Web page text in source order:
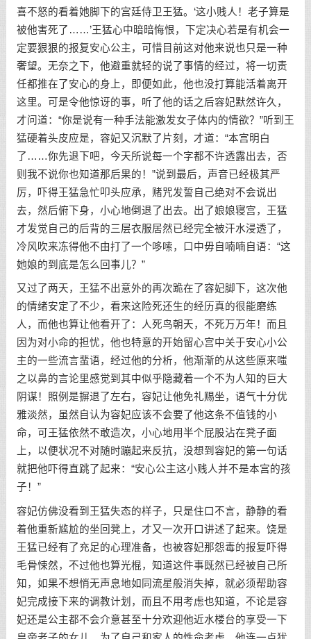
喜不怒的看着她脚下的宫廷侍卫王猛。‘这小贱人！老子算是
被他害死了……’王猛心中暗暗悔恨，下定决心若是有机会一
定要狠狠的报复安心公主，可惜目前这对他来说也只是一种
奢望。无奈之下，他避重就轻的说了事情的经过，将一切责
任都推在了安心的身上，即便如此，他也没打算能活着离开
这里。可是令他惊讶的事，听了他的话之后容妃默然许久，
才问道：“你是说有一种手法能激发女子体内的情欲？”听到王
猛硬着头皮应是，容妃又沉默了片刻，才道：“本宫明白
了……你先退下吧，今天所说每一个字都不许透露出去，否
则我不说你也知道那后果的！”说到最后，声音已经极其严
厉，吓得王猛急忙叩头应承，赌咒发誓自己绝对不会说出
去，然后俯下身，小心地倒退了出去。出了娘娘寝宫，王猛
才发觉自己的后背的三层衣服居然已经完全被汗水浸透了，
冷风吹来冻得他不由打了一个哆嗦，口中毋自喃喃自语：“这
她娘的到底是怎么回事儿？”
又过了两天，王猛不出意外的再次跪在了容妃脚下，这次他
的情绪安定了不少，看来这险死还生的经历真的很能磨练
人，而他也算让他看开了：人死鸟朝天，不死万万年！而且
因为对小命的担忧，他也特意的开始留心宫中关于安心小公
主的一些流言蜚语，经过他的分析，他渐渐的从这些原来嗤
之以鼻的言论里感觉到其中似乎隐藏着一个不为人知的巨大
阴谋！照例是摒退了左右，容妃让他免礼赐坐，语气十分优
雅淡然，虽然自认为容妃应该不会要了他这条不值钱的小
命，可王猛依然不敢造次，小心地用半个屁股沾在凳子面
上，以便状况不对随时蹦起来反抗，没想到容妃的第一句话
就把他吓得直跳了起来：“安心公主这小贱人并不是本宫的孩
子！”
容妃仿佛没看到王猛失态的样子，只是住口不言，静静的看
着他重新尴尬的坐回凳上，才又一次开口讲述了起来。饶是
王猛已经有了充足的心理准备，也被容妃那怨毒的报复吓得
毛骨悚然，不过他也算光棍，知道这件事既然已经被自己所
知，如果不想悄无声息地如同流星般消失掉，就必须帮助容
妃完成接下来的调教计划，而且不用考虑也知道，不论是容
妃还是公主都不会介意甚至十分欢迎他近水楼台的享受一下